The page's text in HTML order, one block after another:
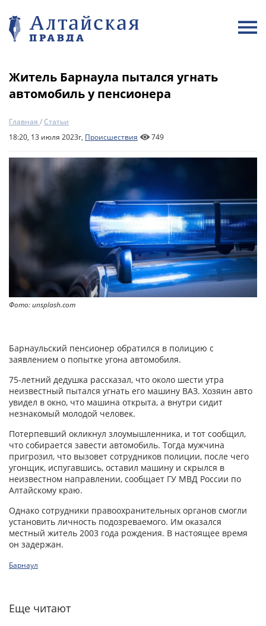
Житель Барнаула пытался угнать
автомобиль у пенсионера
Главная /Статьи
18:20, 13 июля 2023г, Происшествия 749
Фото: unsplash.com
Барнаульский пенсионер обратился в полицию с
заявлением о попытке угона автомобиля.
75-летний дедушка рассказал, что около шести утра
неизвестный пытался угнать его машину ВАЗ. Хозяин авто
увидел в окно, что машина открыта, а внутри сидит
незнакомый молодой человек.
Потерпевший окликнул злоумышленника, и тот сообщил,
что собирается завести автомобиль. Тогда мужчина
пригрозил, что вызовет сотрудников полиции, после чего
угонщик, испугавшись, оставил машину и скрылся в
неизвестном направлении, сообщает ГУ МВД России по
Алтайскому краю.
Однако сотрудники правоохранительных органов смогли
установить личность подозреваемого. Им оказался
местный житель 2003 года рождения. В настоящее время
он задержан.
Барнаул
Еще читают